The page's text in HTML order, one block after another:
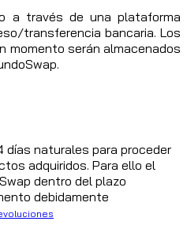
a través de una plataforma
transferencia bancaria. Los
momento serán almacenados
días naturales para proceder
adquiridos. Para ello el
dentro del plazo
debidamente